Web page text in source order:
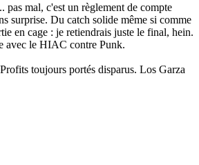
pas mal, c'est un règlement de compte
surprise. Du catch solide même si comme
en cage : je retiendrais juste le final, hein.
avec le HIAC contre Punk.
toujours portés disparus. Los Garza